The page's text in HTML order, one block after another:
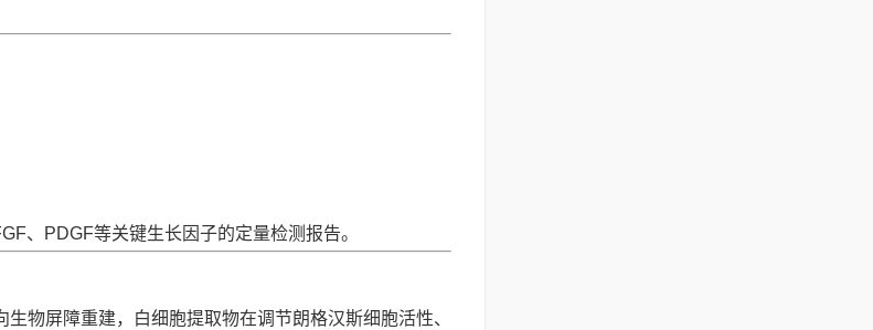
、PDGF等关键生长因子的定量检测报告。
物屏障重建，白细胞提取物在调节朗格汉斯细胞活性、